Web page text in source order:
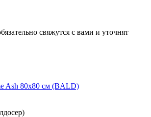
свяжутся с вами и уточнят
Ash 80x80 см (BALD)